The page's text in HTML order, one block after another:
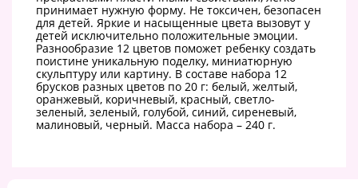
принимает нужную форму. Не токсичен, безопасен
для детей. Яркие и насыщенные цвета вызовут у
детей исключительно положительные эмоции.
Разнообразие 12 цветов поможет ребенку создать
поистине уникальную поделку, миниатюрную
скульптуру или картину. В составе набора 12
брусков разных цветов по 20 г: белый, желтый,
оранжевый, коричневый, красный, светло-
зеленый, зеленый, голубой, синий, сиреневый,
малиновый, черный. Масса набора – 240 г.